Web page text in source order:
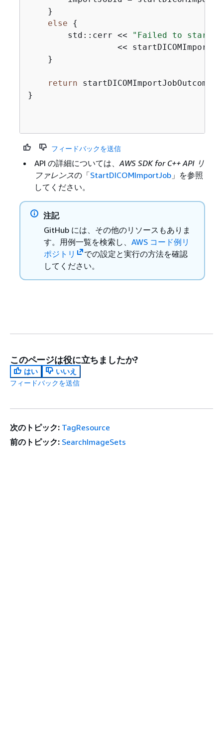
    }
else
{
        std::cerr <<
"Failed to start
<<
    }
return startDICOMImportJobOutcome.
}
フィードバックを送信
API の詳細については、AWS SDK for C++ API リ
ファレンスの「StartDICOMImportJob」を参照
してください。
注記
GitHub には、その他のリソースもありま
す。用例一覧を検索し、 AWS コード例リ
ポジトリ
での設定と実行の方法を確認
してください。
このページは役に立ちましたか?
はい
いいえ
フィードバックを送信
次のトピック: TagResource
前のトピック: SearchImageSets